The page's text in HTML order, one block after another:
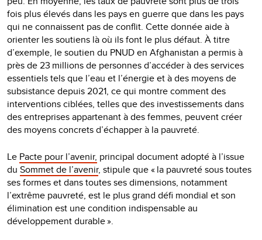
fois plus élevés dans les pays en guerre que dans les pays
qui ne connaissent pas de conflit. Cette donnée aide à
orienter les soutiens là où ils font le plus défaut. À titre
d’exemple, le soutien du PNUD en Afghanistan a permis à
près de 23 millions de personnes d’accéder à des services
essentiels tels que l’eau et l’énergie et à des moyens de
subsistance depuis 2021, ce qui montre comment des
interventions ciblées, telles que des investissements dans
des entreprises appartenant à des femmes, peuvent créer
des moyens concrets d’échapper à la pauvreté.
Le Pacte pour l’avenir, principal document adopté à l’issue
du Sommet de l’avenir, stipule que « la pauvreté sous toutes
ses formes et dans toutes ses dimensions, notamment
l’extrême pauvreté, est le plus grand défi mondial et son
élimination est une condition indispensable au
développement durable ».